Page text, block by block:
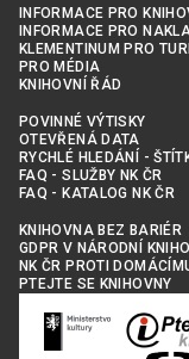
INFORMACE PRO
INFORMACE PRO
KLEMENTINUM PRO
PRO MÉDIA
KNIHOVNÍ ŘÁD
POVINNÉ VÝTISKY
OTEVŘENÁ DATA
RYCHLÉ HLEDÁNÍ -
FAQ - SLUŽBY NK ČR
FAQ - KATALOG NK ČR
KNIHOVNA BEZ BARIÉR
GDPR V NÁRODNÍ
NK ČR PROTI
PTEJTE SE KNIHOVNY